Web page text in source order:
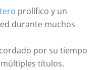
prolífico y un
durante muchos
por su tiempo
títulos.